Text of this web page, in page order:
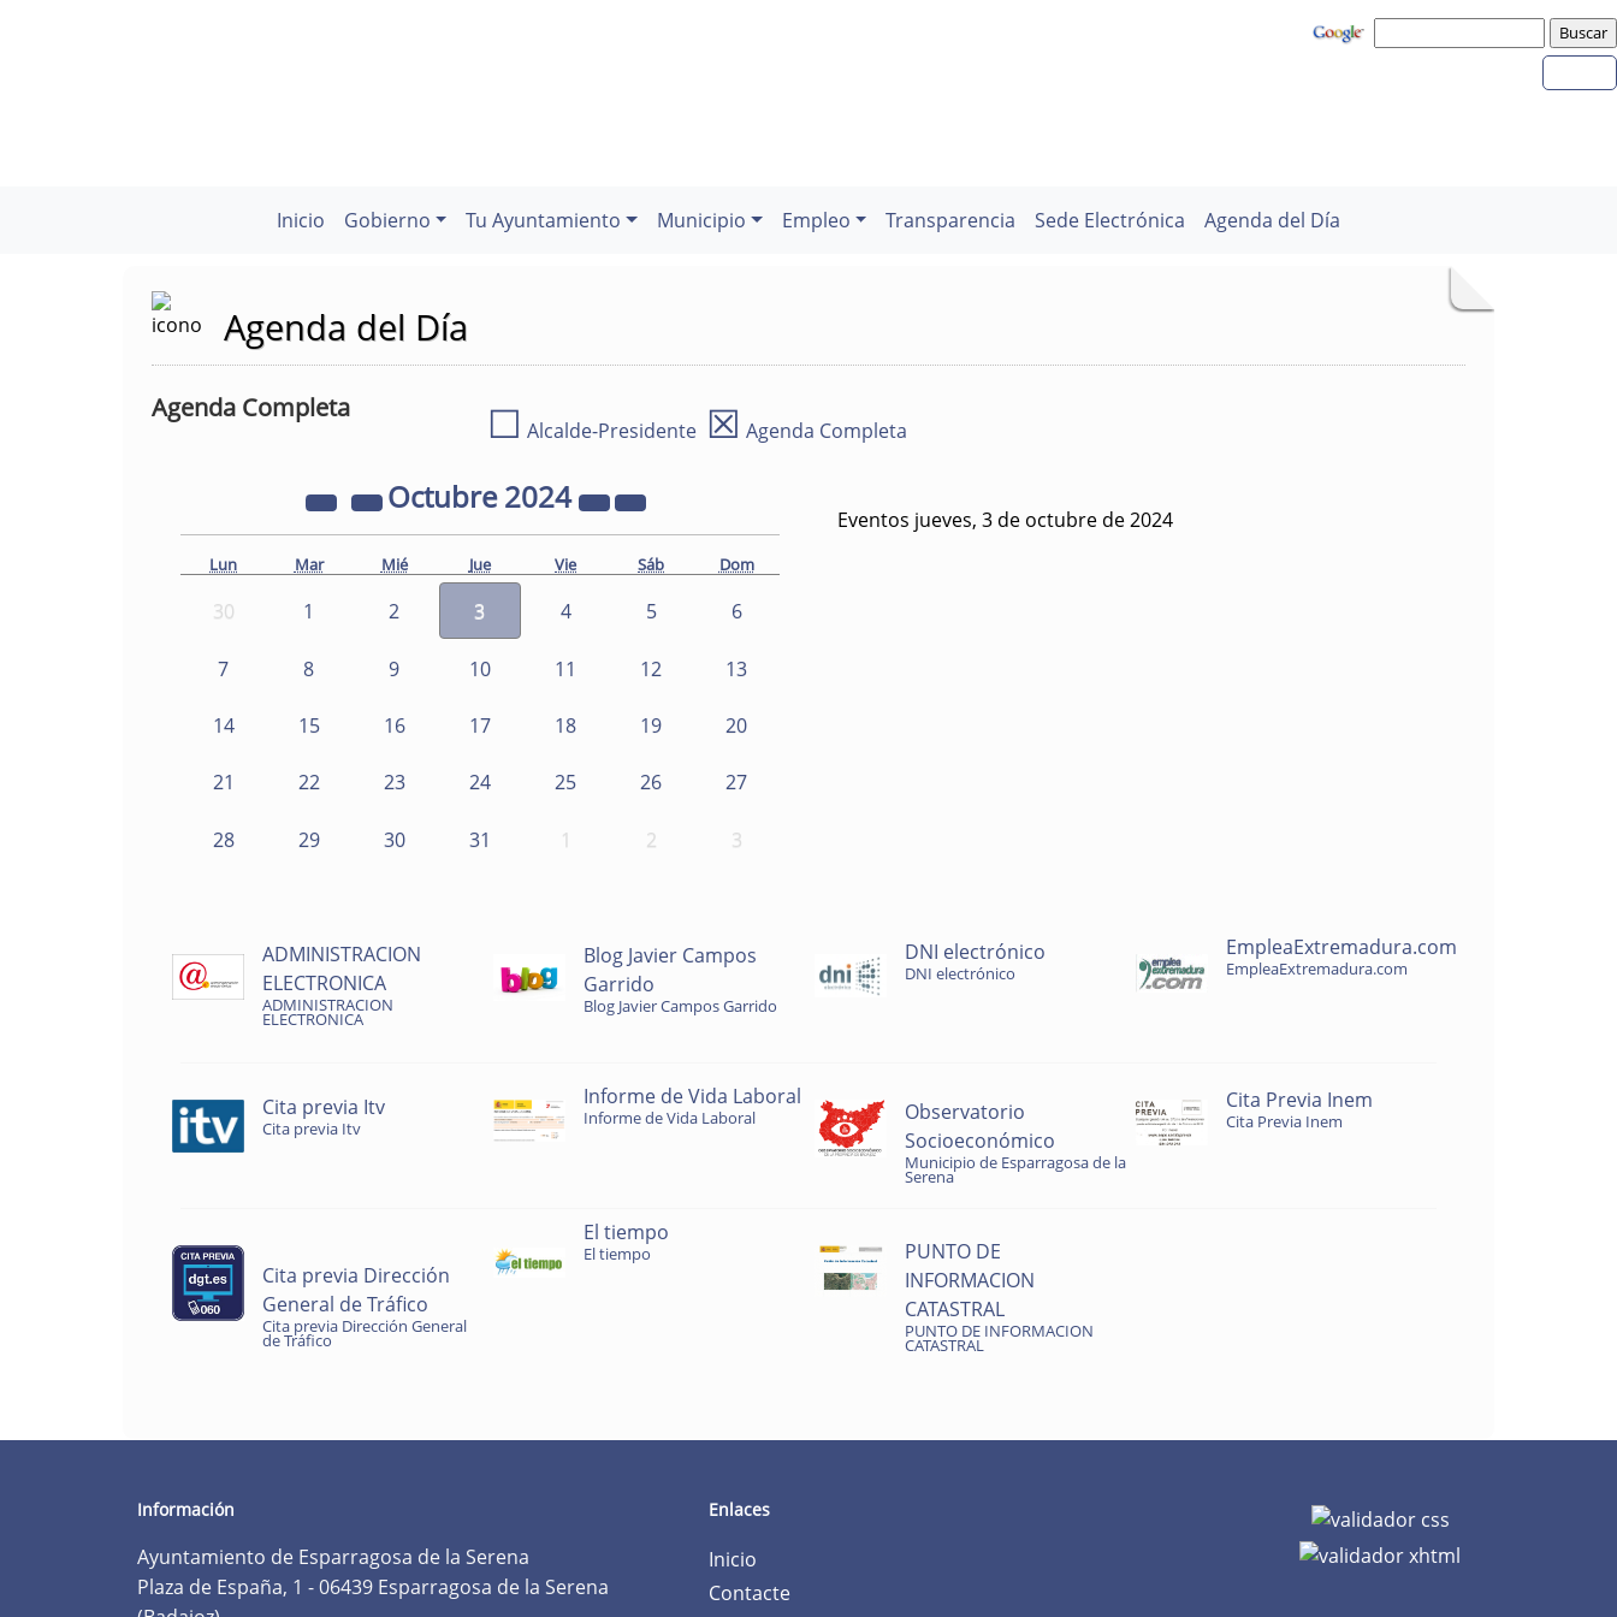
Inicio Gobierno Tu Ayuntamiento Municipio Empleo Transparencia Sede Electrónica Agenda del Día
Agenda del Día
Agenda Completa ☐ Alcalde-Presidente ☒ Agenda Completa
Octubre2024
Lun Mar Mié Jue Vie Sáb Dom
30 1 2 3 4 5 6
7 8 9 10 11 12 13
14 15 16 17 18 19 20
21 22 23 24 25 26 27
28 29 30 31 1 2 3
Eventos jueves, 3 de octubre de 2024
ADMINISTRACION
ELECTRONICA
ADMINISTRACION
ELECTRONICA
Blog Javier Campos
Garrido
Blog Javier Campos Garrido
DNI electrónico
DNI electrónico
EmpleaExtremadura.com
EmpleaExtremadura.com
Cita previa Itv
Cita previa Itv
Informe de Vida Laboral
Informe de Vida Laboral
Observatorio
Socioeconómico
Municipio de Esparragosa de la
Serena
Cita Previa Inem
Cita Previa Inem
Cita previa Dirección
General de Tráfico
Cita previa Dirección General
de Tráfico
El tiempo
El tiempo
PUNTO DE
INFORMACION
CATASTRAL
PUNTO DE INFORMACION
CATASTRAL
Información
Ayuntamiento de Esparragosa de la Serena
Plaza de España, 1 - 06439 Esparragosa de la Serena
Enlaces
Inicio
Contacte